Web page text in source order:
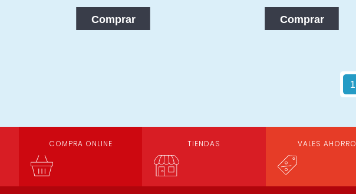
Comprar Comprar
1
COMPRA ONLINE TIENDAS VALES AHORRO